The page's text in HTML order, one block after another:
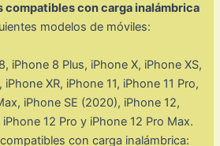
compatibles con carga inalámbrica
modelos de móviles:
iPhone 8 Plus, iPhone X, iPhone XS,
iPhone XR, iPhone 11, iPhone 11 Pro,
iPhone SE (2020), iPhone 12,
12 Pro y iPhone 12 Pro Max.